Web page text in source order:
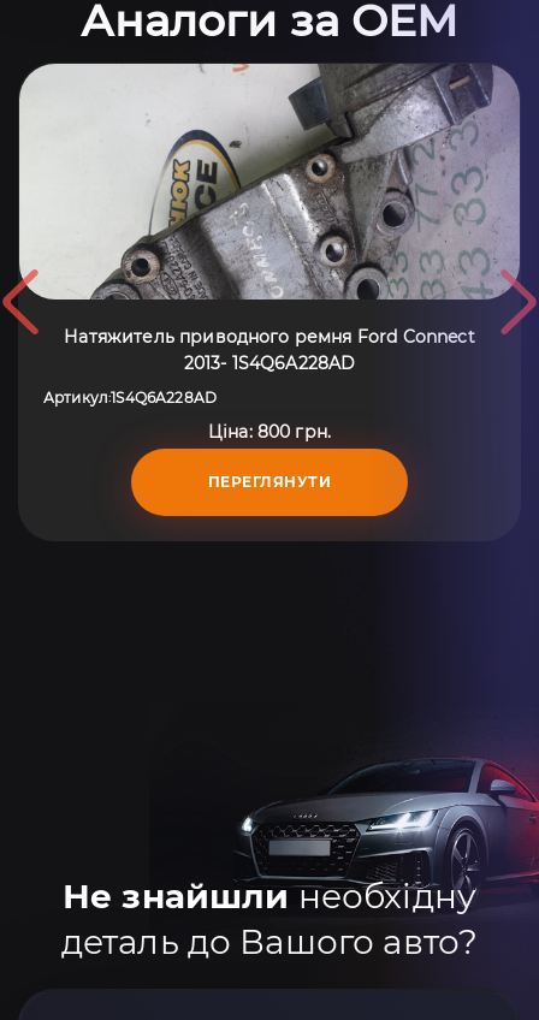
Аналоги за OEM
Натяжитель приводного ремня Ford Connect
2013- 1S4Q6A228AD
Артикул:1S4Q6A228AD
Ціна: 800 грн.
ПЕРЕГЛЯНУТИ
Не знайшлинеобхідну
деталь до Вашого авто?